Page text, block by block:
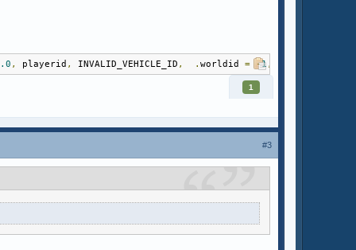
, playerid , INVALID_VEHICLE_ID , .worldid = -1 ,
1
#3